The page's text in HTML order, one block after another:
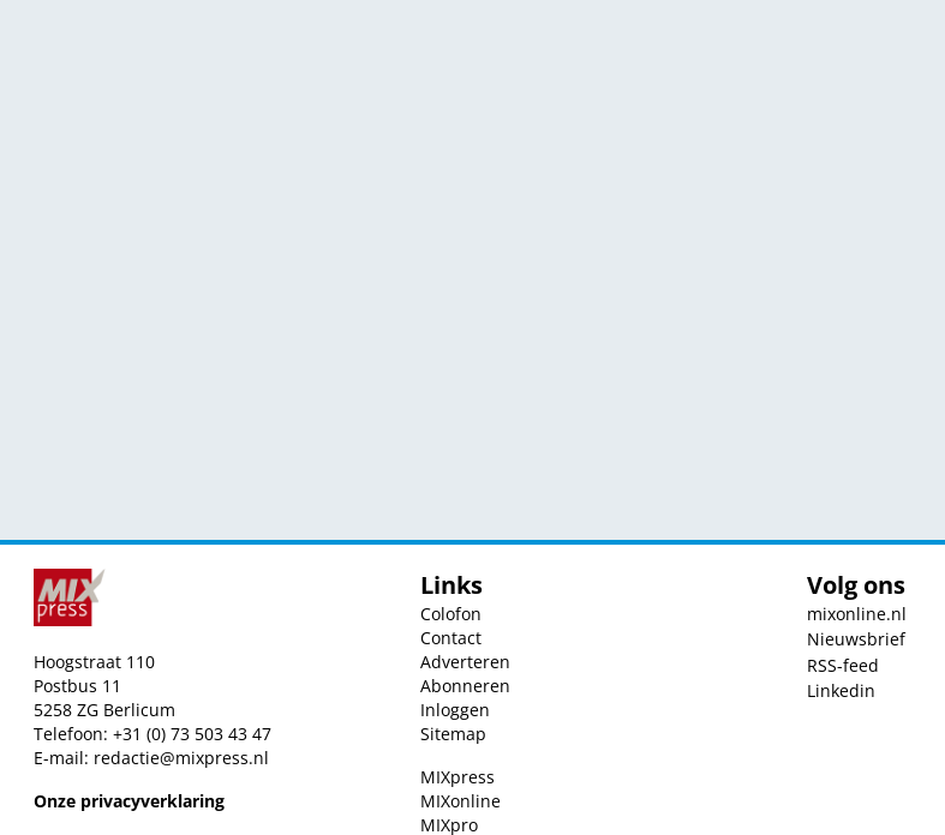
Hoogstraat 110
Postbus 11
5258 ZG Berlicum
Telefoon: +31 (0) 73 503 43 47
E-mail: redactie@mixpress.nl
Onze privacyverklaring
Links
Colofon
Contact
Adverteren
Abonneren
Inloggen
Sitemap
MIXpress
MIXonline
MIXpro
Volg ons
mixonline.nl
Nieuwsbrief
RSS-feed
Linkedin